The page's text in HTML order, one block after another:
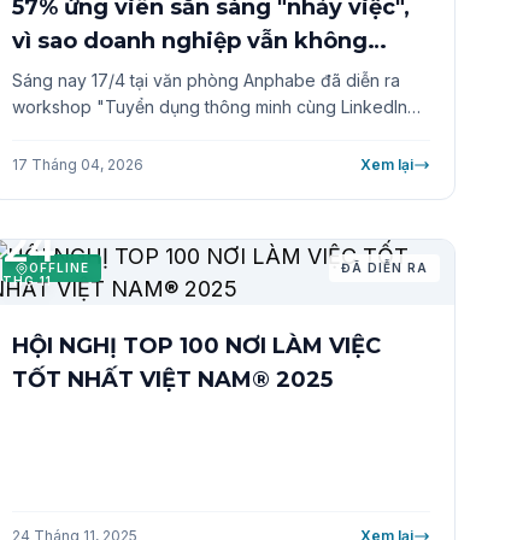
57% ứng viên sẵn sàng "nhảy việc",
vì sao doanh nghiệp vẫn không
tuyển được người?
Sáng nay 17/4 tại văn phòng Anphabe đã diễn ra
workshop "Tuyển dụng thông minh cùng LinkedIn
khan, sự kiện đi sâu vào bản chất của giá trị nhân tài
những chức danh hào nhoáng, buộc các nhà tuyển
dụng phải thay đổi cách tiếp cận nếu không muốn
bỏ lỡ nhân tài.
17 Tháng 04, 2026 Xem lại
OFFLINE ĐÃ DIỄN RA
24
THG 11
HỘI NGHỊ TOP 100 NƠI LÀM VIỆC
TỐT NHẤT VIỆT NAM® 2025
24 Tháng 11, 2025 Xem lại